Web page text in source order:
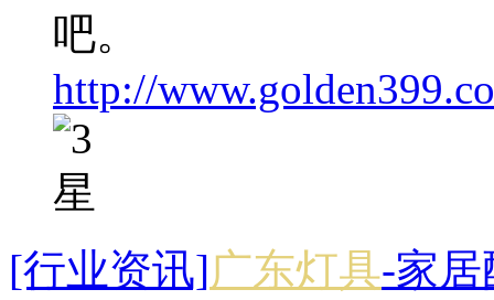
吧。
http://
[行业资讯]广东灯具-家居